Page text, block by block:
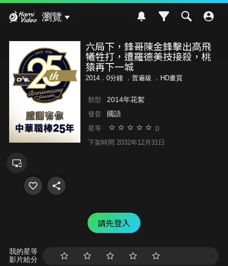
瀏覽
六局下，鋒哥陳金鋒擊出高飛
犧牲打，遭羅德美技接殺，桃
猿再下一城
2014．0分鐘 ． 普遍級 ．HD畫質
類型 2014年花絮
發音 國語
星等 0
下架時間 2032年12月31日
請先登入
我的星等
影片給分